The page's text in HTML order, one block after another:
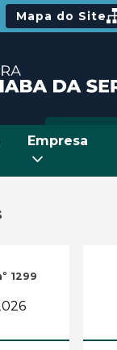
Mapa do Site
Empresa
1299